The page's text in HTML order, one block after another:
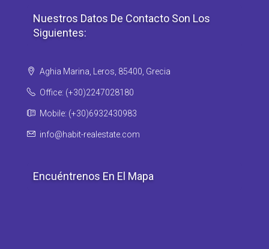
Nuestros Datos De Contacto Son Los
Siguientes:
Aghia Marina, Leros, 85400, Grecia
Office: (+30)2247028180
Mobile: (+30)6932430983
info@habit-realestate.com
Encuéntrenos En El Mapa